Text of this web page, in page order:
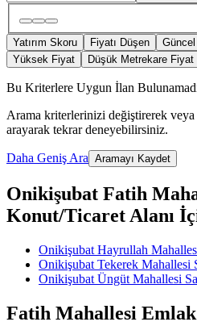
Yatırım Skoru Fiyatı Düşen
Yüksek Fiyat
Düşük Metrekare Fiyat
Bu Kriterlere Uygun İlan
Arama kriterlerinizi değiştirerek
arayarak tekrar deneyebilirsiniz.
Daha Geniş Ara Aramayı Kaydet
Onikişubat Fatih
Konut/Ticaret Alanı
Onikişubat Hayrullah
Onikişubat Tekerek Mahallesi
Onikişubat Üngüt Mahallesi
Fatih Mahallesi Emlak